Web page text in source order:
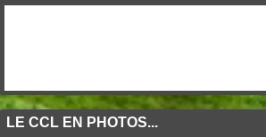
LE CCL EN PHOTOS...